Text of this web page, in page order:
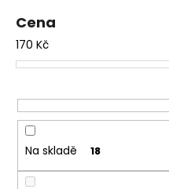
d
u
k
ů
Cena
170 Kč
Na skladě 18
a
j
í
?